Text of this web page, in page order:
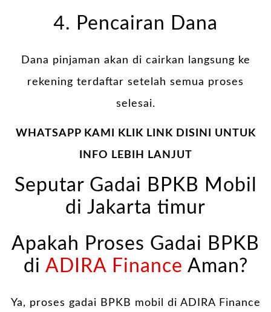
4. Pencairan Dana
Dana pinjaman akan di cairkan langsung ke
rekening terdaftar setelah semua proses
selesai.
WHATSAPP KAMI KLIK LINK DISINI UNTUK
INFO LEBIH LANJUT
Seputar Gadai BPKB Mobil
di Jakarta timur
Apakah Proses Gadai BPKB
di ADIRA Finance Aman?
Ya, proses gadai BPKB mobil di ADIRA Finance